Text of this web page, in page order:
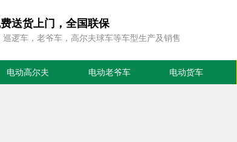
送货上门，全国联保
逻车，老爷车，高尔夫球车等车型生产及销售
电动高尔夫 电动老爷车 电动货车